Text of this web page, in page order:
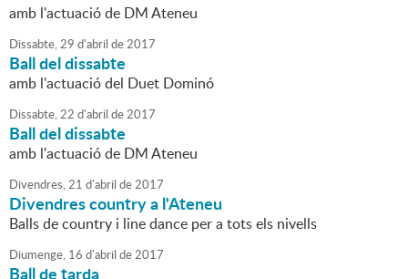
amb l'actuació de DM Ateneu
Dissabte,29 d'abril de2017
Ball del dissabte
amb l'actuació del Duet Dominó
Dissabte,22 d'abril de2017
Ball del dissabte
amb l'actuació de DM Ateneu
Divendres,21 d'abril de2017
Divendres country a l'Ateneu
Balls de country i line dance per a tots els nivells
Diumenge, 16 d'abril de2017
Ball de tarda